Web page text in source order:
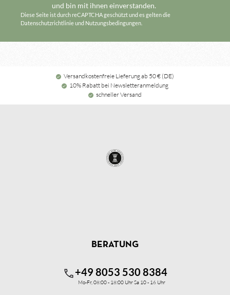
und bin mit ihnen einverstanden.
Diese Seite ist durch reCAPTCHA geschützt und es gelten die
Datenschutzrichtlinieund Nutzungsbedingungen
Versandkostenfreie Lieferung ab 50 € (DE)
10% Rabatt bei Newsletteranmeldung
schneller Versand
BERATUNG
+49 8053 530 8384
Mo-Fr, 08:00 - 18:00 Uhr Sa 10 - 16 Uhr